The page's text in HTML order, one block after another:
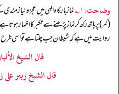
وضاحت: ۱؎ نماز بارگاہ الٰہی میں عجز و نیاز
(کمر) پر ہاتھ رکھ کر نماز پڑھنے سے تکبر کا اظہار
روایت میں ہے کہ شیطان جب چلتا ہے تو اسی
قال الشيخ
قال الشيخ زبير على